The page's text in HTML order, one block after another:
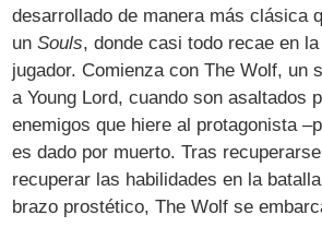
desarrollado de manera más clásica
unSouls, donde casi todo recae en
jugador. Comienza con The Wolf, un
a Young Lord, cuando son asaltados
enemigos que hiere al protagonista
es dado por muerto. Tras
recuperar las habilidades en la
brazo prostético, The Wolf se